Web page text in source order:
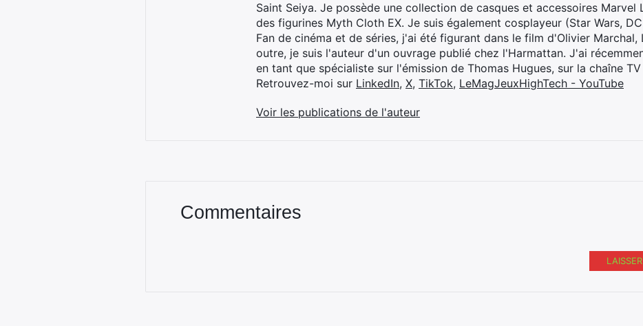
Saint Seiya. Je possède une collection de casques et accessoires Marvel
des figurines Myth Cloth EX. Je suis également cosplayeur (Star Wars,
Fan de cinéma et de séries, j'ai été figurant dans le film d'Olivier Marchal,
outre, je suis l'auteur d'un ouvrage publié chez l'Harmattan. J'ai
en tant que spécialiste sur l'émission de Thomas Hugues, sur la chaîne
Retrouvez-moi sur LinkedIn, X, TikTok, LeMagJeuxHighTech - YouTube
Voir les publications de l'auteur
Commentaires